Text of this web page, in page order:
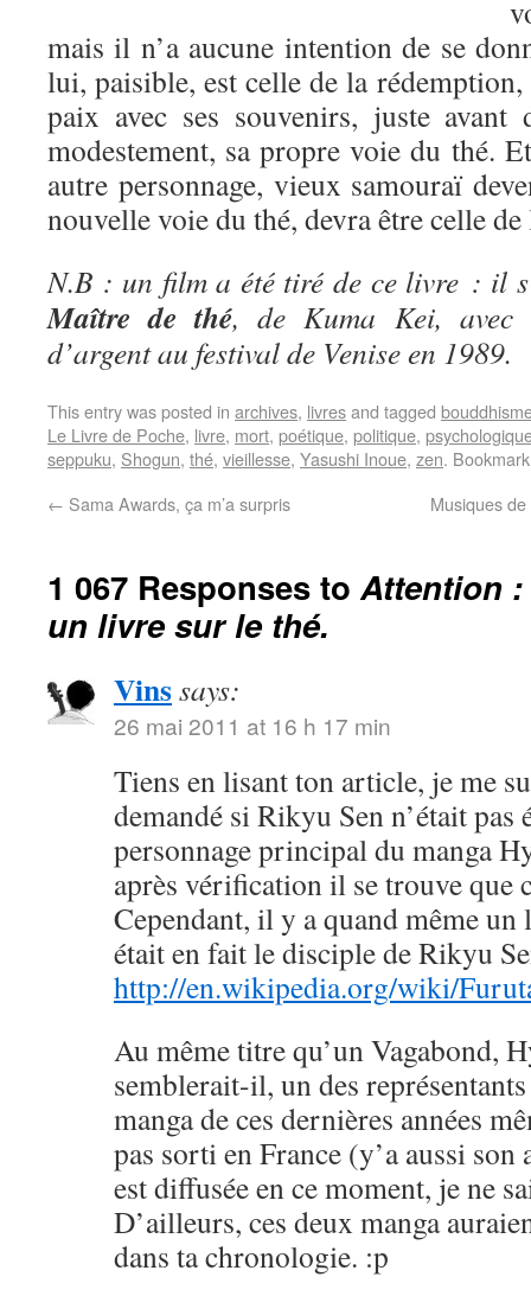
mais il n’a aucune intention de se
lui, paisible, est celle de la
paix avec ses souvenirs, juste
modestement, sa propre voie du thé.
autre personnage, vieux samouraï
nouvelle voie du thé, devra être celle
N.B : un film a été tiré de ce livre : il
Maître de thé, de Kuma Kei, avec
d’argent au festival de Venise en 1989.
This entry was posted in archives, livresand tagged
Le Livre de Poche, livre, mort, poétique, politique,
seppuku, Shogun, thé, vieillesse, Yasushi Inoue, zen.
← Sama Awards, ça m’a surpris Musiques
1 067 Responses toAttention :
un livre sur le thé.
Vinssays:
26 mai 2011 at 16 h 17 min
Tiens en lisant ton article, je me
demandé si Rikyu Sen n’était pas
personnage principal du manga
après vérification il se trouve que
Cependant, il y a quand même
était en fait le disciple de Rikyu
http://en.wikipedia.org/wiki/
Au même titre qu’un Vagabond,
semblerait-il, un des
manga de ces dernières années
pas sorti en France (y’a aussi
est diffusée en ce moment, je ne
D’ailleurs, ces deux manga
dans ta chronologie. :p